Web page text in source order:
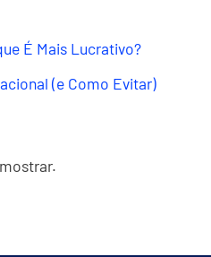
É Mais Lucrativo?
(e Como Evitar)